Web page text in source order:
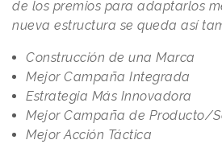
de los premios para adaptarlos
nueva estructura se queda así
Construcción de una Marca
Mejor Campaña Integrada
Estrategia Más Innovadora
Mejor Campaña de Producto/
Mejor Acción Táctica